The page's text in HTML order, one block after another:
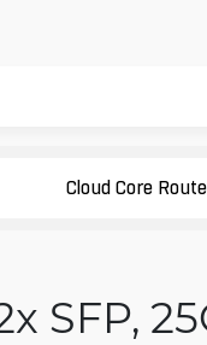
Cloud Core
SFP,